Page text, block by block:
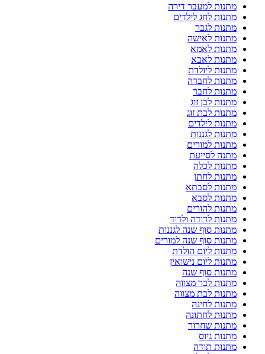
מתנות למעבר דירה
מתנות לחג לילדים
מתנות לגבר
מתנות לאישה
מתנות לאמא
מתנות לאבא
מתנות ליולדת
מתנות לחברה
מתנות לחבר
מתנות לבן זוג
מתנות לבת זוג
מתנות לילדים
מתנות לגננות
מתנות למורים
מתנה לסייעת
מתנות לכלה
מתנות לחתן
מתנות לסבתא
מתנות לסבא
מתנות להורים
מתנות לדודה ולדוד
מתנות סוף שנה לגננות
מתנות סוף שנה למורים
מתנות ליום הולדת
מתנות ליום נישואין
מתנות סוף שנה
מתנות לבר מצווה
מתנות לבת מצווה
מתנות לחינה
מתנות לחתונה
מתנות שחרור
מתנות גיוס
מתנות תודה